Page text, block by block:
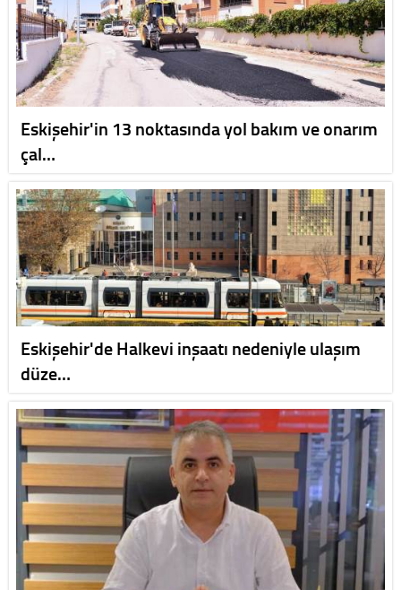
Eskişehir'in 13 noktasında yol bakım ve onarım
çal…
Eskişehir'de Halkevi inşaatı nedeniyle ulaşım
düze…